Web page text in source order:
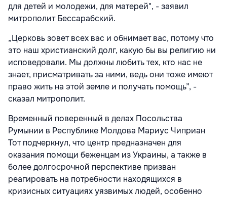
для детей и молодежи, для матерей", - заявил
митрополит Бессарабский.
„Церковь зовет всех вас и обнимает вас, потому что
это наш христианский долг, какую бы вы религию ни
исповедовали. Мы должны любить тех, кто нас не
знает, присматривать за ними, ведь они тоже имеют
право жить на этой земле и получать помощь”, -
сказал митрополит.
Временный поверенный в делах Посольства
Румынии в Республике Молдова Мариус Чиприан
Тот подчеркнул, что центр предназначен для
оказания помощи беженцам из Украины, а также в
более долгосрочной перспективе призван
реагировать на потребности находящихся в
кризисных ситуациях уязвимых людей, особенно